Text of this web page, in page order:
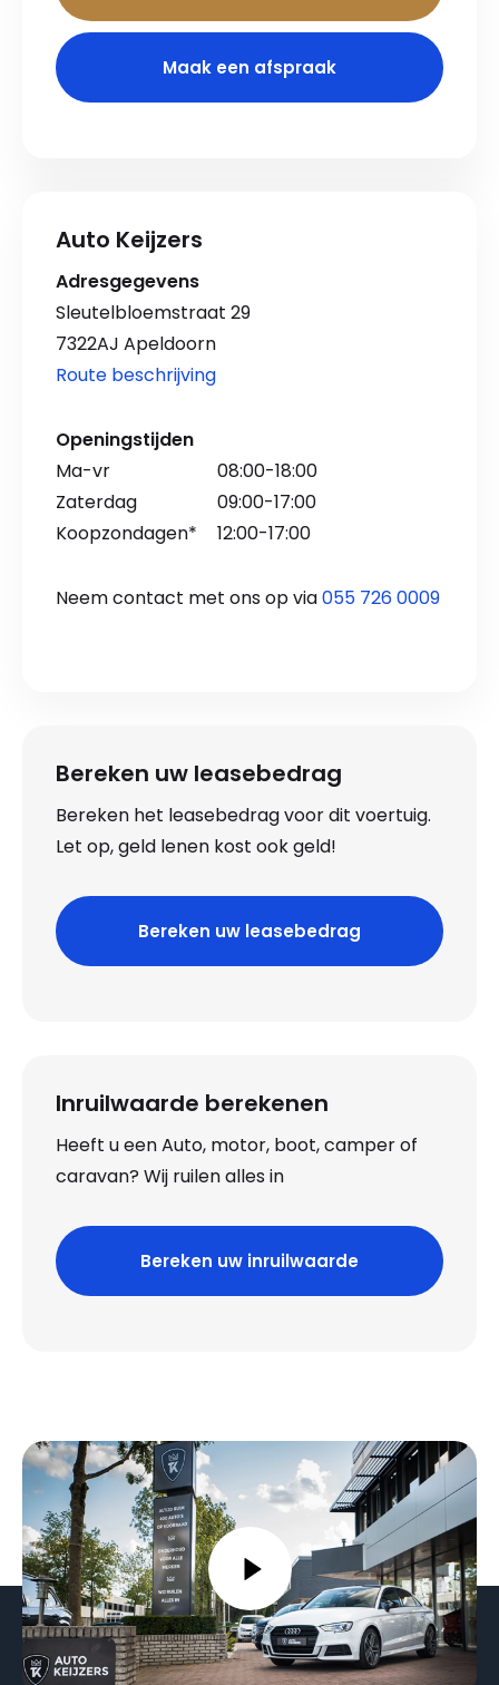
Maak een afspraak
Auto Keijzers
Adresgegevens
Sleutelbloemstraat 29
7322AJ Apeldoorn
Route beschrijving
Openingstijden
Ma-vr
08:00-18:00
Zaterdag
09:00-17:00
Koopzondagen*
12:00-17:00
Neem contact met ons op via055 726 0009
Bereken uw leasebedrag
Bereken het leasebedrag voor dit voertuig.
Let op, geld lenen kost ook geld!
Bereken uw leasebedrag
Inruilwaarde berekenen
Heeft u een Auto, motor, boot, camper of
caravan? Wij ruilen alles in
Bereken uw inruilwaarde